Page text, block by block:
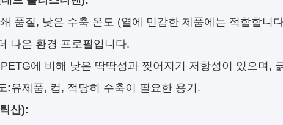
품질, 낮은 수축 온도 (열에 민감한 제품에는 적합합니
나은 환경 프로필입니다.
에 비해 낮은 딱딱성과 찢어지기 저항성이 있으며,
:유제품, 컵, 적당히 수축이 필요한 용기.
산):